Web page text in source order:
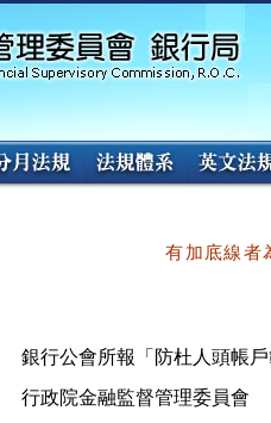
有加底線者
行政院金融監督管理委員會